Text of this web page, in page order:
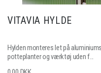
VITAVIA HYLDE
Hylden monteres let på
potteplanter og værktøj uden f...